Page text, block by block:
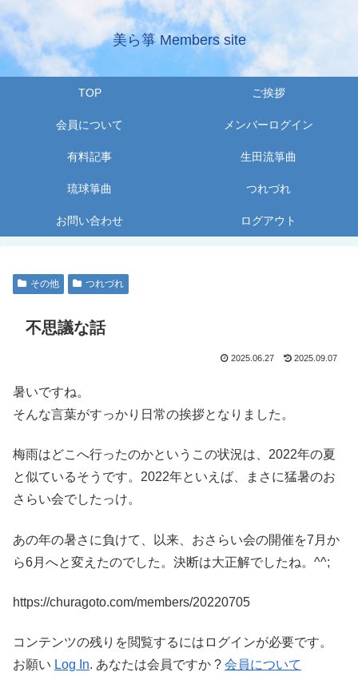
美ら箏 Members site
TOP ご挨拶
会員について メンバーログイン
有料記事 生田流箏曲
琉球箏曲 つれづれ
お問い合わせ ログアウト
その他 つれづれ
不思議な話
2025.06.27 2025.09.07
暑いですね。
そんな言葉がすっかり日常の挨拶となりました。
梅雨はどこへ行ったのかというこの状況は、2022年の夏
と似ているそうです。2022年といえば、まさに猛暑のお
さらい会でしたっけ。
あの年の暑さに負けて、以来、おさらい会の開催を7月か
ら6月へと変えたのでした。決断は大正解でしたね。^^;
https://churagoto.com/members/20220705
コンテンツの残りを閲覧するにはログインが必要です。
お願い Log In. あなたは会員ですか ? 会員について